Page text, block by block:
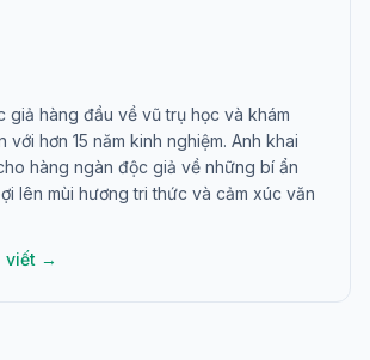
giả hàng đầu về vũ trụ học và khám
với hơn 15 năm kinh nghiệm. Anh khai
hàng ngàn độc giả về những bí ẩn
lên mùi hương tri thức và cảm xúc văn
viết →